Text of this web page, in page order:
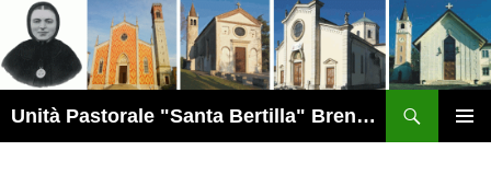
contenuto
Unità Pastorale "Santa Bertilla" Brendola